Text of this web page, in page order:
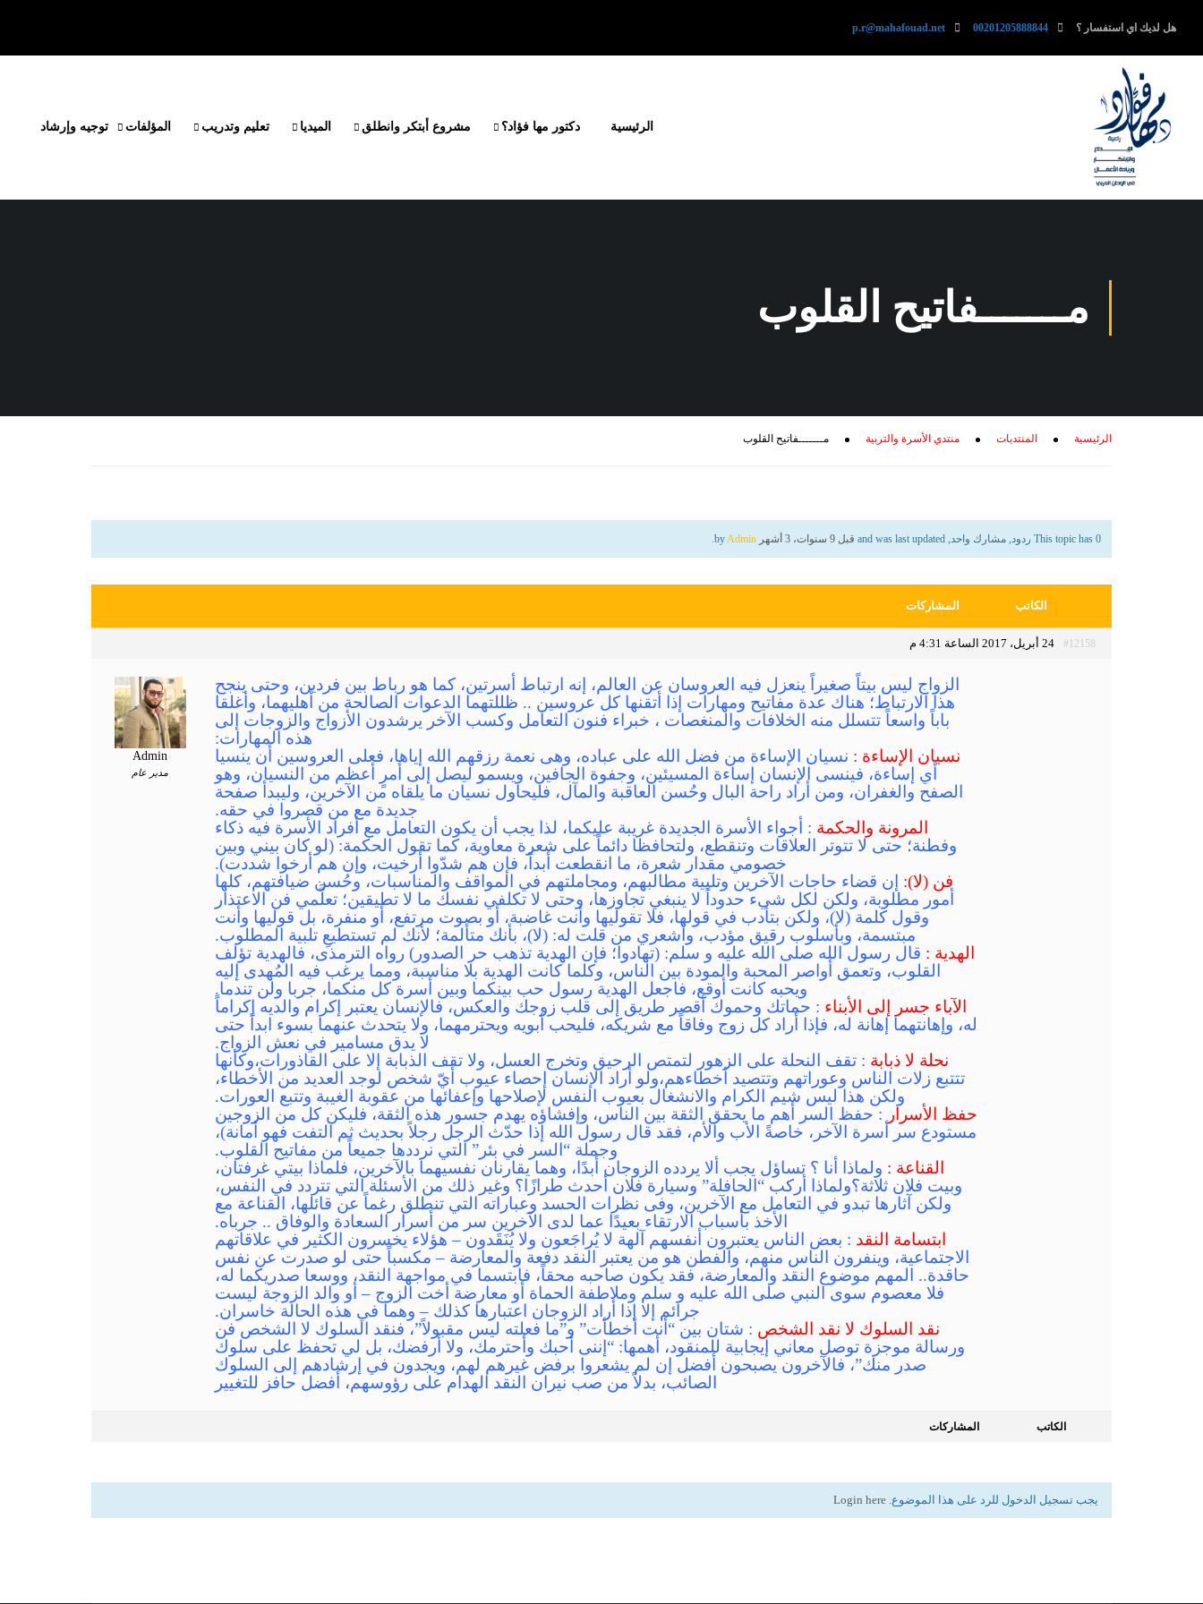
هل لديك اي استفسار ؟ 00201205888844
p.r@mahafouad.net
الرئيسية دكتور مها فؤاد؟ مشروع أبتكر وانطلق الميديا تعليم وتدريب المؤلفات توجيه وإرشاد
مـــــــفاتيح القلوب
الرئيسية المنتديات منتدي الأسرة والتربية مـــــــفاتيح القلوب
This topic has 0 ردود, مشارك واحد, and was last updated قبل 9 سنوات، 3 أشهر Admin
.
الكاتب المشاركات
24 أبريل، 2017 الساعة 4:31 م #12158
Admin
مدير عام
الزواج ليس بيتاً صغيراً ينعزل فيه العروسان عن العالم، إنه ارتباط أسرتين، كما هو رباط بين فردين، وحتى ينجح
هذا الارتباط؛ هناك عدة مفاتيح ومهارات إذا أتقنها كل عروسين .. ظللتهما الدعوات الصالحة من أهليهما، وأغلقا
باباً واسعاً تتسلل منه الخلافات والمنغصات ، خبراء فنون التعامل وكسب الآخر يرشدون الأزواج والزوجات إلى
هذه المهارات:
نسيان الإساءة : نسيان الإساءة من فضل الله على عباده، وهى نعمة رزقهم الله إياها، فعلى العروسين أن ينسيا
أي إساءة، فينسى الإنسان إساءة المسيئين، وجفوة الجافين، ويسمو ليصل إلى أمرٍ أعظم من النسيان، وهو
الصفح والغفران، ومن أراد راحة البال وحُسن العاقبة والمآل، فليحاول نسيان ما يلقاه من الآخرين، وليبدأ صفحة
جديدة مع من قصروا في حقه.
المرونة والحكمة : أجواء الأسرة الجديدة غريبة عليكما، لذا يجب أن يكون التعامل مع أفراد الأسرة فيه ذكاء
وفطنة؛ حتى لا تتوتر العلاقات وتنقطع، ولتحافظا دائماً على شعرة معاوية، كما تقول الحكمة: (لو كان بيني وبين
خصومي مقدار شعرة، ما انقطعت أبداً، فإن هم شدّوا أرخيت، وإن هم أرخوا شددت).
فن (لا): إن قضاء حاجات الآخرين وتلبية مطالبهم، ومجاملتهم في المواقف والمناسبات، وحُسن ضيافتهم، كلها
أمور مطلوبة، ولكن لكل شيء حدوداً لا ينبغي تجاوزها، وحتى لا تكلفي نفسك ما لا تطيقين؛ تعلَّمي فن الاعتذار
وقول كلمة (لا)، ولكن بتأدب في قولها، فلا تقوليها وأنت غاضبة، أو بصوت مرتفع، أو منفرة، بل قوليها وأنت
مبتسمة، وبأسلوب رقيق مؤدب، وأشعري من قلت له: (لا)، بأنك متألمة؛ لأنك لم تستطيعِ تلبية المطلوب.
الهدية : قال رسول الله صلى الله عليه و سلم: (تهادوا؛ فإن الهدية تذهب حر الصدور) رواه الترمذى، فالهدية تؤلف
القلوب، وتعمق أواصر المحبة والمودة بين الناس، وكلما كانت الهدية بلا مناسبة، ومما يرغب فيه المُهدى إليه
ويحبه كانت أوقع، فاجعل الهدية رسول حب بينكما وبين أسرة كل منكما، جربا ولن تندما.
الآباء جسر إلى الأبناء : حماتك وحموك أقصر طريق إلى قلب زوجك والعكس، فالإنسان يعتبر إكرام والديه إكراماً
له، وإهانتهما إهانة له، فإذا أراد كل زوج وفاقاً مع شريكه، فليحب أبويه ويحترمهما، ولا يتحدث عنهما بسوء ابداً حتى
لا يدق مسامير في نعش الزواج.
نحلة لا ذبابة : تقف النحلة على الزهور لتمتص الرحيق وتخرج العسل، ولا تقف الذبابة إلا على القاذورات،وكأنها
تتتبع زلات الناس وعوراتهم وتتصيد أخطاءهم،ولو أراد الإنسان إحصاء عيوب أيّ شخص لوجد العديد من الأخطاء،
ولكن هذا ليس شيم الكرام والانشغال بعيوب النفس لإصلاحها وإعفائها من عقوبة الغيبة وتتبع العورات.
حفظ الأسرار : حفظ السر أهم ما يحقق الثقة بين الناس، وإفشاؤه يهدم جسور هذه الثقة، فليكن كل من الزوجين
مستودع سر أسرة الآخر، خاصةً الأب والأم، فقد قال رسول الله إذا حدّث الرجل رجلاً بحديث ثم التفت فهو أمانة)،
وجملة “السر في بئر” التي نرددها جميعاً من مفاتيح القلوب.
القناعة : ولماذا أنا ؟ تساؤل يجب ألا يردده الزوجان أبدًا، وهما يقارنان نفسيهما بالآخرين، فلماذا بيتي غرفتان،
وبيت فلان ثلاثة؟ولماذا أركب “الحافلة” وسيارة فلان أحدث طرازًا؟ وغير ذلك من الأسئلة التي تتردد في النفس،
ولكن آثارها تبدو في التعامل مع الآخرين، وفى نظرات الحسد وعباراته التي تنطلق رغماً عن قائلها، القناعة مع
الأخذ بأسباب الارتقاء بعيدًا عما لدى الآخرين سر من أسرار السعادة والوفاق .. جرباه.
ابتسامة النقد : بعض الناس يعتبرون أنفسهم آلهة لا يُراجَعون ولا يُنَقَدون – هؤلاء يخسرون الكثير في علاقاتهم
الاجتماعية، وينفرون الناس منهم، والفطن هو من يعتبر النقد دفعة والمعارضة – مكسباً حتى لو صدرت عن نفس
حاقدة.. المهم موضوع النقد والمعارضة، فقد يكون صاحبه محقاً، فابتسما في مواجهة النقد، ووسعا صدريكما له،
فلا معصوم سوى النبي صلى الله عليه و سلم وملاطفة الحماة أو معارضة أخت الزوج – أو والد الزوجة ليست
جرائم إلا إذا أراد الزوجان اعتبارها كذلك – وهما في هذه الحالة خاسران.
نقد السلوك لا نقد الشخص : شتان بين “أنت أخطأت” و”ما فعلته ليس مقبولاً”، فنقد السلوك لا الشخص فن
ورسالة موجزة توصل معاني إيجابية للمنقود، أهمها: “إننى أحبك وأحترمك، ولا أرفضك، بل لي تحفظ على سلوك
صدر منك”، فالآخرون يصبحون أفضل إن لم يشعروا برفض غيرهم لهم، ويجدون في إرشادهم إلى السلوك
الصائب، بدلاً من صب نيران النقد الهدام على رؤوسهم، أفضل حافز للتغيير
الكاتب المشاركات
يجب تسجيل الدخول للرد على هذا الموضوع. Login here